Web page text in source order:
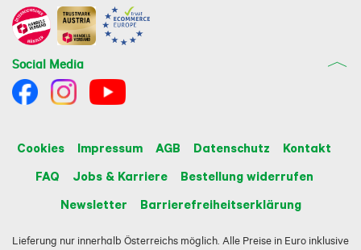
Social Media
Cookies Impressum AGB Datenschutz
Kontakt
FAQ
Jobs & Karriere
Bestellung widerrufen
Newsletter
Barrierefreiheitserklärung
Lieferung nur innerhalb Österreichs möglich. Alle Preise in Euro inklusive